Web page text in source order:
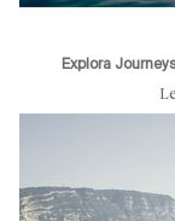
Explora